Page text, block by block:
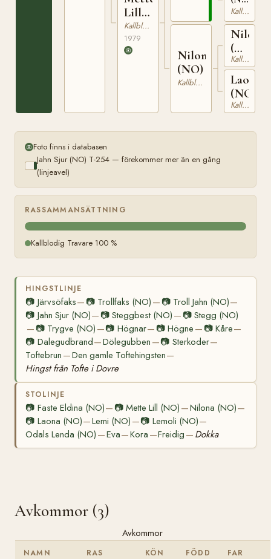
Lill
(NO)
Kallblodig Travare
1979
Nilona
(NO)
Kallblodig Travare
N
22578
Kallblodig Travare
Nilen
(NO)
N
1956
Kallblodig Travare
Laona
(NO)
Kallblodig Travare
Foto finns i databasen
Jahn Sjur (NO) T-254 — förekommer mer än en gång
(linjeavel)
RASSAMMANSÄTTNING
Kallblodig Travare 100 %
HINGSTLINJE
📷 Järvsöfaks— 📷 Trollfaks (NO) — 📷 Troll Jahn (NO)—
📷 Jahn Sjur (NO)— 📷Steggbest (NO) — 📷 Stegg (NO)
— 📷 Trygve (NO) —📷 Högnar— 📷Högne — 📷 Kåre—
📷 Dalegudbrand—Dölegubben —📷 Sterkoder—
Toftebrun —Den gamle Toftehingsten—
Hingst från Tofte i Dovre
STOLINJE
📷 Faste Eldina (NO)— 📷Mette Lill (NO) —Nilona (NO)—
📷 Laona (NO)—Lemi (NO) —📷 Lemoli (NO)—
Odals Lenda (NO) —Eva—Kora —Freidig — Dokka
Avkommor (3)
Avkommor
NAMN RAS KÖN FÖDD FAR